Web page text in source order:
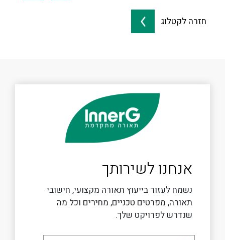
חזרה לקטלוג
אנחנו לשירותך
נשמח לעזור בייעוץ תאורה מקצועי, חישובי
תאורה, מפרטים טכניים, מחירים וכל מה
שנדרש לפרויקט שלך.